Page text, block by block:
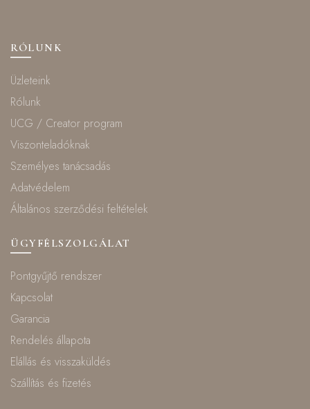
RÓLUNK
Üzleteink
Rólunk
UCG / Creator program
Viszonteladóknak
Személyes tanácsadás
Adatvédelem
Általános szerződési feltételek
ÜGYFÉLSZOLGÁLAT
Pontgyűjtő rendszer
Kapcsolat
Garancia
Rendelés állapota
Elállás és visszaküldés
Szállítás és fizetés